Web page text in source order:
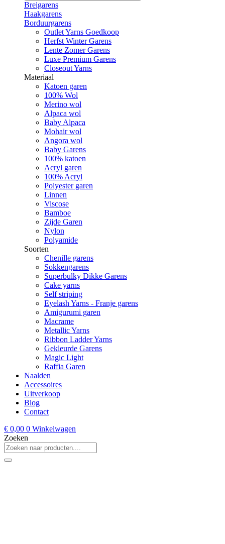
Breigarens
Haakgarens
Borduurgarens
Outlet Yarns Goedkoop
Herfst Winter Garens
Lente Zomer Garens
Luxe Premium Garens
Closeout Yarns
Materiaal
Katoen garen
100% Wol
Merino wol
Alpaca wol
Baby Alpaca
Mohair wol
Angora wol
Baby Garens
100% katoen
Acryl garen
100% Acryl
Polyester garen
Linnen
Viscose
Bamboe
Zijde Garen
Nylon
Polyamide
Soorten
Chenille garens
Sokkengarens
Superbulky Dikke Garens
Cake yarns
Self striping
Eyelash Yarns - Franje garens
Amigurumi garen
Macrame
Metallic Yarns
Ribbon Ladder Yarns
Gekleurde Garens
Magic Light
Raffia Garen
Naalden
Accessoires
Uitverkoop
Blog
Contact
€ 0,00 0 Winkelwagen
Zoeken